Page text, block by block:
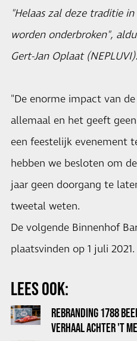
"Helaas zal deze traditie
worden onderbroken",
Gert-Jan Oplaat (NEPLUVI).
"De enorme impact van
allemaal en het geeft
een feestelijk evenement
hebben we besloten om
jaar geen doorgang te
tweetal weten.
De volgende Binnenhof
plaatsvinden op 1 juli 2021.
LEES OOK:
REBRANDING 1788
VERHAAL ACHTER 'T